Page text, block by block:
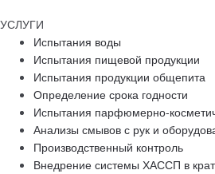
УСЛУГИ
Испытания воды
Испытания пищевой продукции
Испытания продукции общепита
Определение срока годности
Испытания парфюмерно-
Анализы смывов с рук и
Производственный контроль
Внедрение системы ХАССП в